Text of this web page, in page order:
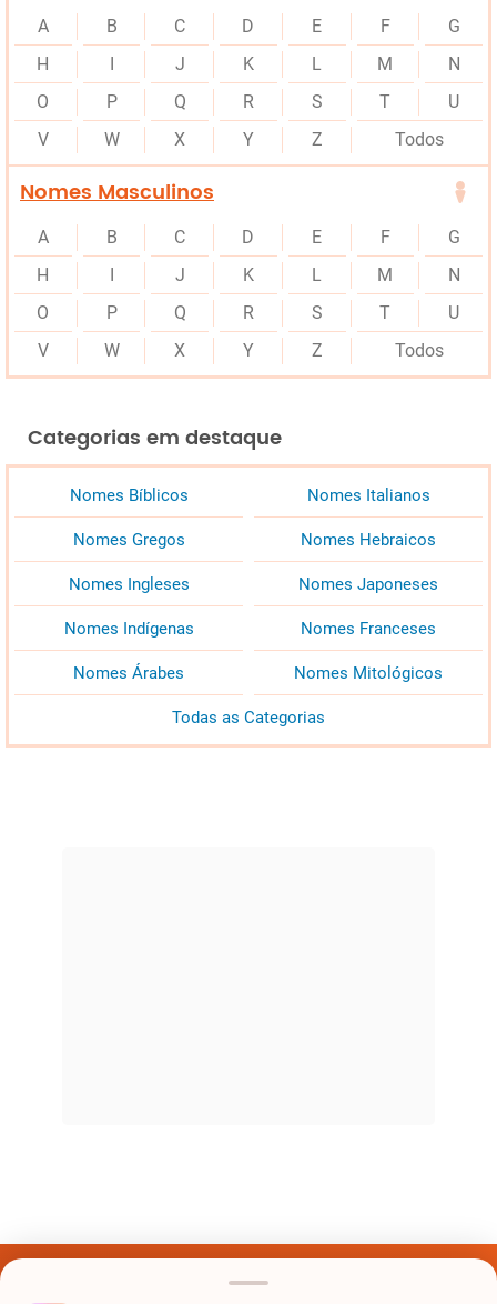
A B C D E F
G
H
J K L M
N
O
P Q R S T
U
V
W X Y Z Todos
Nomes Masculinos
A B C D E F
G
H
J K L M
N
O
P Q R S T
U
V
W X Y Z Todos
Categorias em destaque
Nomes Bíblicos Nomes Italianos
Nomes Gregos Nomes Hebraicos
Nomes Ingleses Nomes Japoneses
Nomes Indígenas Nomes Franceses
Nomes Árabes Nomes Mitológicos
Todas as Categorias